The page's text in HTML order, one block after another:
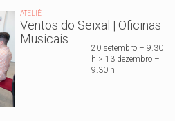
ATELIÊ
Ventos do Seixal | Oficinas
Musicais
20 setembro – 9.30
h > 13 dezembro –
9.30 h